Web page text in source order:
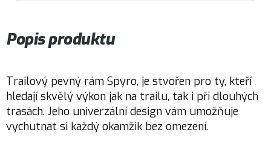
Popis produktu
Trailový pevný rám Spyro, je stvořen pro ty, kteří
hledají skvělý výkon jak na trailu, tak i při dlouhých
trasách. Jeho univerzální design vám umožňuje
vychutnat si každý okamžik bez omezení.